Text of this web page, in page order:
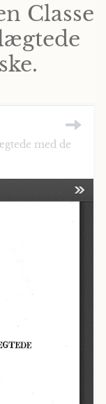
Classe
med de